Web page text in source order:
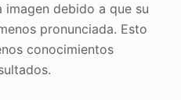
imagen debido a que su
pronunciada. Esto
conocimientos